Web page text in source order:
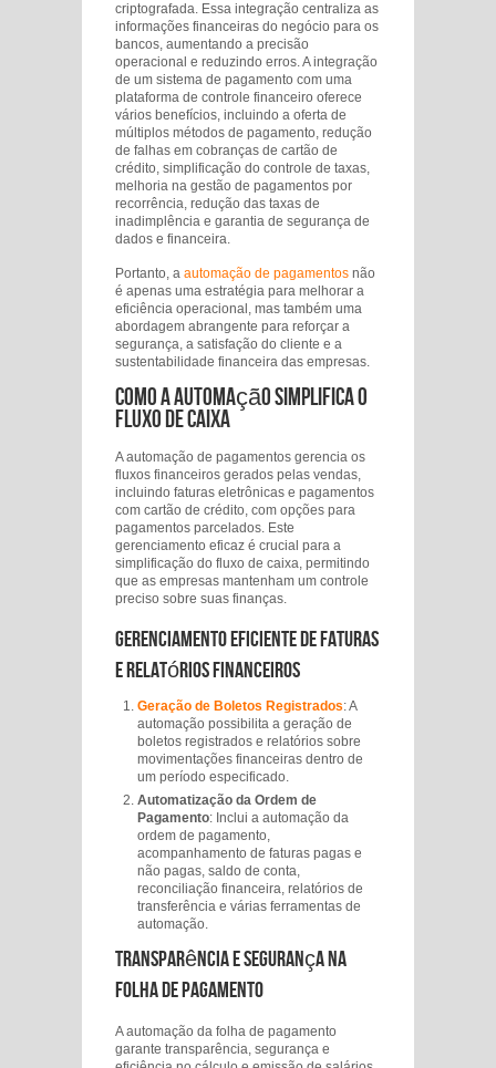
criptografada. Essa integração centraliza as
informações financeiras do negócio para os
bancos, aumentando a precisão
operacional e reduzindo erros. A integração
de um sistema de pagamento com uma
plataforma de controle financeiro oferece
vários benefícios, incluindo a oferta de
múltiplos métodos de pagamento, redução
de falhas em cobranças de cartão de
crédito, simplificação do controle de taxas,
melhoria na gestão de pagamentos por
recorrência, redução das taxas de
inadimplência e garantia de segurança de
dados e financeira.
Portanto, a automação de pagamentos não
é apenas uma estratégia para melhorar a
eficiência operacional, mas também uma
abordagem abrangente para reforçar a
segurança, a satisfação do cliente e a
sustentabilidade financeira das empresas.
Como a Automação Simplifica o
Fluxo de Caixa
A automação de pagamentos gerencia os
fluxos financeiros gerados pelas vendas,
incluindo faturas eletrônicas e pagamentos
com cartão de crédito, com opções para
pagamentos parcelados. Este
gerenciamento eficaz é crucial para a
simplificação do fluxo de caixa, permitindo
que as empresas mantenham um controle
preciso sobre suas finanças.
Gerenciamento Eficiente de Faturas
e Relatórios Financeiros
Geração de Boletos Registrados: A
automação possibilita a geração de
boletos registrados e relatórios sobre
movimentações financeiras dentro de
um período especificado.
Automatização da Ordem de
Pagamento: Inclui a automação da
ordem de pagamento,
acompanhamento de faturas pagas e
não pagas, saldo de conta,
reconciliação financeira, relatórios de
transferência e várias ferramentas de
automação.
Transparência e Segurança na
Folha de Pagamento
A automação da folha de pagamento
garante transparência, segurança e